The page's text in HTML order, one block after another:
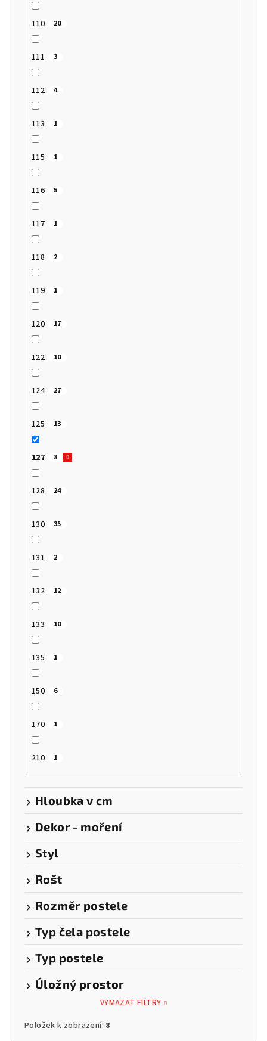
110 20
111 3
112 4
113 1
115 1
116 5
117 1
118 2
119 1
120 17
122 10
124 27
125 13
127 8
128 24
130 35
131 2
132 12
133 10
135 1
150 6
170 1
210 1
Hloubka v cm
Dekor - moření
Styl
Rošt
Rozměr postele
Typ čela postele
Typ postele
Úložný prostor
VYMAZAT FILTRY
Položek k zobrazení: 8